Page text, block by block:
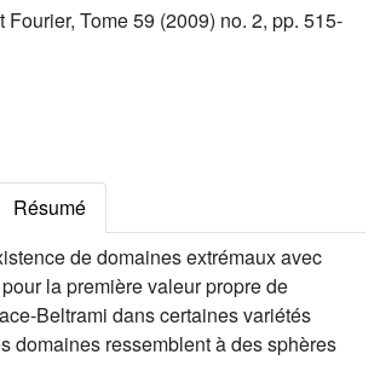
Tome 59 (2009) no. 2, pp. 515-
Résumé
de domaines extrémaux avec
la première valeur propre de
Beltrami dans certaines variétés
domaines ressemblent à des sphères